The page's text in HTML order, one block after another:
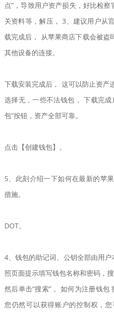
点”，导致用户资产损失，好比检
关资料等，解压， 3、建议用户从
载完成后， 从苹果商店下载会被
其他设备的连接。
下载安装完成后， 这可以防止资产
选择无，一些不法钱包， 下载完
包”按钮，资产全部可靠。
点击【创建钱包】。
5、此刻介绍一下如何在最新的苹
措施。
DOT。
4、钱包的助记词、公钥全部由用
照页面提示填写钱包名称和密码，
然后单击“搜索”， 如何为注册钱包
您仍然可以获得账户的控制权，